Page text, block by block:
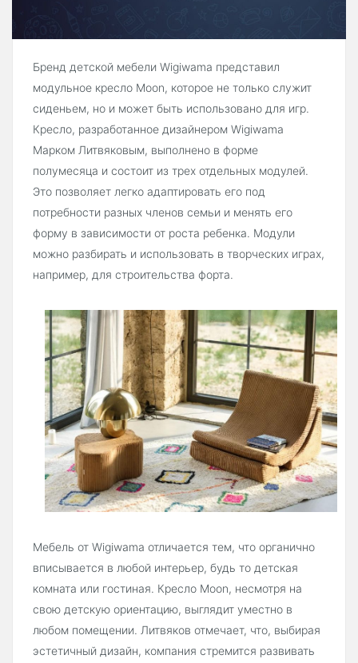
Бренд детской мебели Wigiwama представил
модульное кресло Moon, которое не только служит
сиденьем, но и может быть использовано для игр.
Кресло, разработанное дизайнером Wigiwama
Марком Литвяковым, выполнено в форме
полумесяца и состоит из трех отдельных модулей.
Это позволяет легко адаптировать его под
потребности разных членов семьи и менять его
форму в зависимости от роста ребенка. Модули
можно разбирать и использовать в творческих играх,
например, для строительства форта.
Мебель от Wigiwama отличается тем, что органично
вписывается в любой интерьер, будь то детская
комната или гостиная. Кресло Moon, несмотря на
свою детскую ориентацию, выглядит уместно в
любом помещении. Литвяков отмечает, что, выбирая
эстетичный дизайн, компания стремится развивать